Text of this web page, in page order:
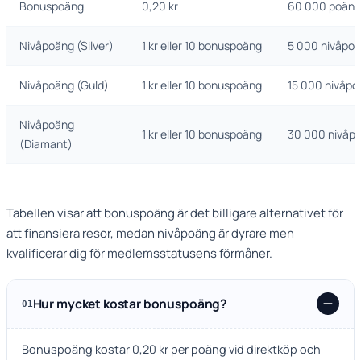
Bonuspoäng 0,20 kr 60 000
Nivåpoäng (Silver) 1 kr eller 10 bonuspoäng 5 000
Nivåpoäng (Guld) 1 kr eller 10 bonuspoäng 15 000
Nivåpoäng
(Diamant)
1 kr eller 10 bonuspoäng 30 000
Tabellen visar att bonuspoäng är det billigare alternativet för
att finansiera resor, medan nivåpoäng är dyrare men
kvalificerar dig för medlemsstatusens förmåner.
01Hur mycket kostar bonuspoäng?
Bonuspoäng kostar 0,20 kr per poäng vid direktköp och